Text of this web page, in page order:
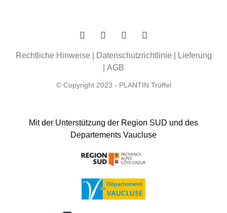
© Copyright 2023 - PLANTIN Trüffel
Rechtliche Hinweise Datenschutzrichtlinie
Lieferung
AGB
Mit der Unterstützung der Region SUD und des
Departements Vaucluse